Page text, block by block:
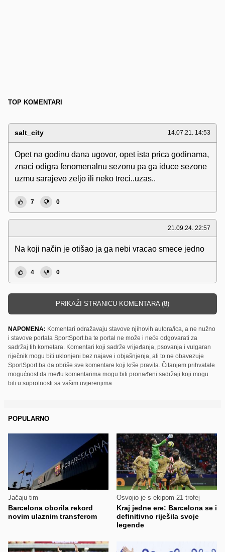
TOP KOMENTARI
salt_city 14.07.21. 14:53
Opet na godinu dana ugovor, opet ista prica godinama,
znaci odigra fenomenalnu sezonu pa ga iduce sezone
uzmu sarajevo zeljo ili neko treci..uzas..
7 0
21.09.24. 22:57
Na koji način je otišao ja ga nebi vracao smece jedno
4 0
PRIKAŽI STRANICU KOMENTARA (8)
NAPOMENA: Komentari odražavaju stavove njihovih autora/ica, a ne nužno
i stavove portala SportSport.ba te portal ne može i neće odgovarati za
sadržaj tih kometara. Komentari koji sadrže vrijeđanja, psovanja i vulgaran
riječnik mogu biti uklonjeni bez najave i objašnjenja, ali to ne obavezuje
SportSport.ba da obriše sve komentare koji krše pravila. Čitanjem prihvatate
mogućnost da među komentarima mogu biti pronađeni sadržaji koji mogu
biti u suprotnosti sa vašim uvjerenjima.
POPULARNO
Jačaju tim
Barcelona oborila rekord
novim ulaznim transferom
Osvojio je s ekipom 21 trofej
Kraj jedne ere: Barcelona se i
definitivno riješila svoje
legende